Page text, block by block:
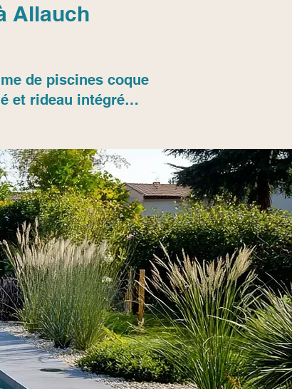
Allauch
de piscines coque
et rideau intégré…